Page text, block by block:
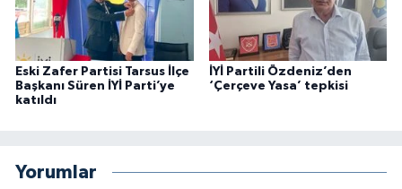
Eski Zafer Partisi Tarsus İlçe
Başkanı Süren İYİ Parti’ye
katıldı
İYİ Partili Özdeniz’den
‘Çerçeve Yasa’ tepkisi
Yorumlar